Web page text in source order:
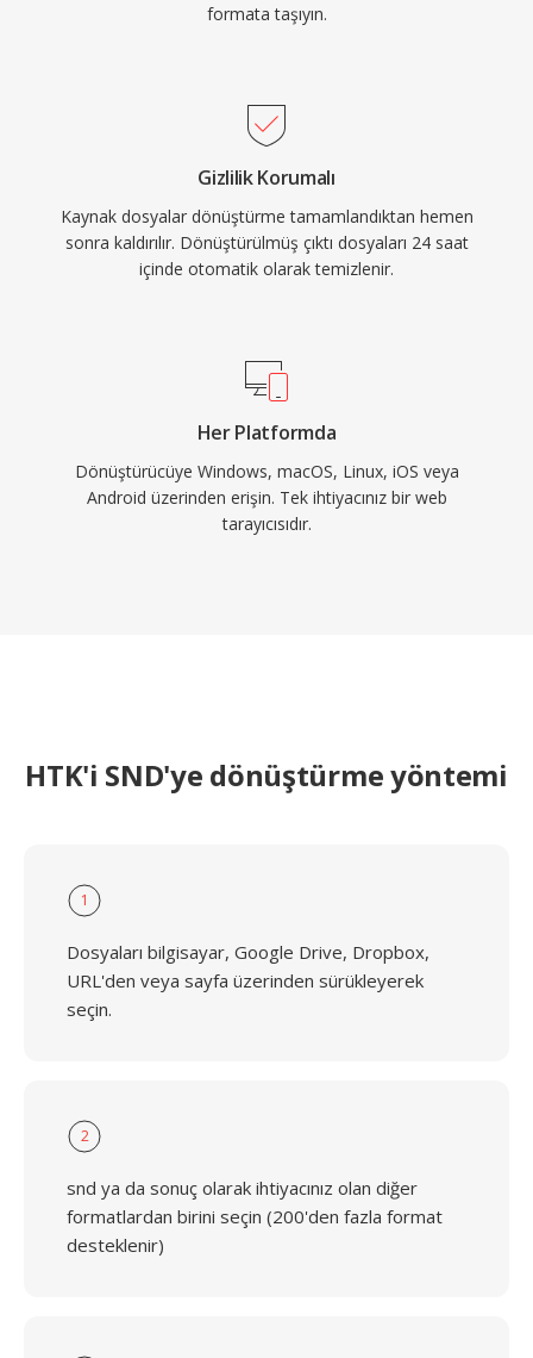
formata taşıyın.
Gizlilik Korumalı
Kaynak dosyalar dönüştürme tamamlandıktan hemen
sonra kaldırılır. Dönüştürülmüş çıktı dosyaları 24 saat
içinde otomatik olarak temizlenir.
Her Platformda
Dönüştürücüye Windows, macOS, Linux, iOS veya
Android üzerinden erişin. Tek ihtiyacınız bir web
tarayıcısıdır.
HTK'i SND'ye dönüştürme yöntemi
1
Dosyaları bilgisayar, Google Drive, Dropbox,
URL'den veya sayfa üzerinden sürükleyerek
seçin.
2
snd ya da sonuç olarak ihtiyacınız olan diğer
formatlardan birini seçin (200'den fazla format
desteklenir)